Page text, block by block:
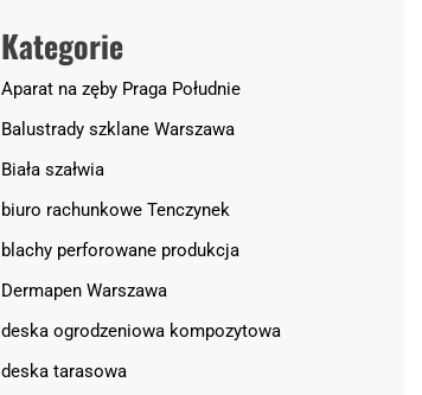
Kategorie
Aparat na zęby Praga Południe
Balustrady szklane Warszawa
Biała szałwia
biuro rachunkowe Tenczynek
blachy perforowane produkcja
Dermapen Warszawa
deska ogrodzeniowa kompozytowa
deska tarasowa